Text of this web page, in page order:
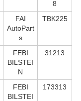
8
FAI
AutoPart
s
TBK225
FEBI
BILSTEI
N
31213
FEBI
BILSTEI
173313